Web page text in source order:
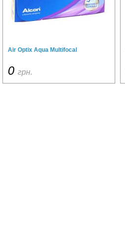
Air Optix Aqua Multifocal
0 грн.